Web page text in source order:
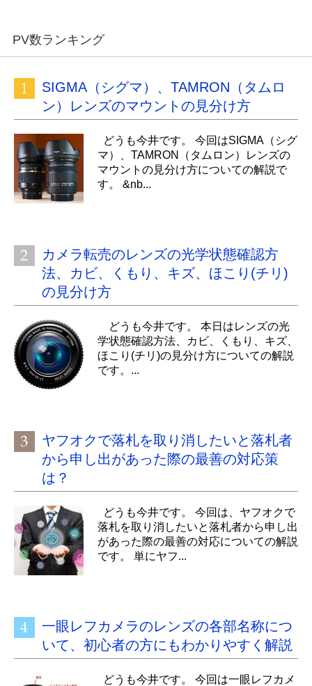
PV数ランキング
SIGMA（シグマ）、TAMRON（タムロ
ン）レンズのマウントの見分け方
どうも今井です。 今回はSIGMA（シグ
マ）、TAMRON（タムロン）レンズの
マウントの見分け方についての解説で
す。 &nb...
カメラ転売のレンズの光学状態確認方
法、カビ、くもり、キズ、ほこり(チリ)
の見分け方
どうも今井です。 本日はレンズの光
学状態確認方法、カビ、くもり、キズ、
ほこり(チリ)の見分け方についての解説
です。...
ヤフオクで落札を取り消したいと落札者
から申し出があった際の最善の対応策
は？
どうも今井です。 今回は、ヤフオクで
落札を取り消したいと落札者から申し出
があった際の最善の対応についての解説
です。 単にヤフ...
一眼レフカメラのレンズの各部名称につ
いて、初心者の方にもわかりやすく解説
どうも今井です。 今回は一眼レフカメ